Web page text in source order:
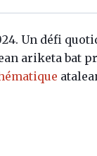
Un défi
ariketa bat